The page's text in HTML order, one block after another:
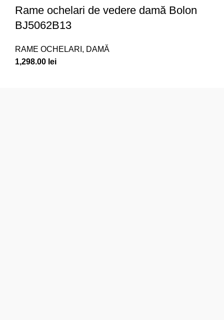
Rame ochelari de vedere damă Bolon
BJ5062B13
RAME OCHELARI , DAMĂ
1,298.00 lei